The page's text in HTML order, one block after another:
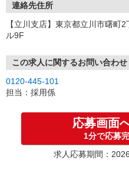
連絡先住所
【立川支店】東京都立川市曙町
ル9F
この求人に関するお問い合わせ
0120-445-101
担当：採用係
応募画面
1分で応募
求人応募期間：